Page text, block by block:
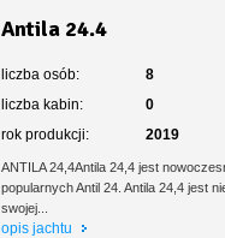
Antila 24.4
liczba osób:
8
liczba kabin:
0
rok produkcji:
2019
ANTILA 24,4Antila 24,4 jest
popularnych Antil 24. Antila 24,4 jest
swojej...
opis jachtu